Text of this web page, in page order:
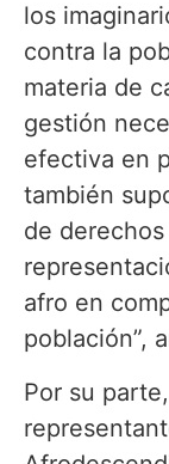
los
contra la
materia de
gestión
efectiva en
también
de
afro en
población”,
Por su